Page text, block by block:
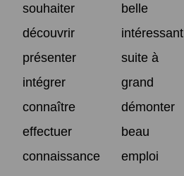
souhaiter
belle
découvrir
intéressant
présenter
suite à
intégrer
grand
connaître
démonter
effectuer
beau
connaissance
emploi